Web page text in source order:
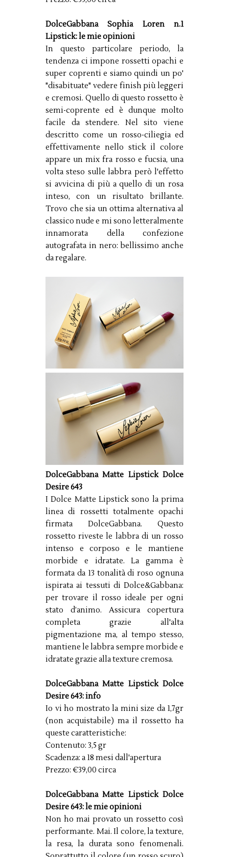
DolceGabbana Sophia Loren n.1
Lipstick: le mie opinioni
In questo particolare periodo, la
tendenza ci impone rossetti opachi e
super coprenti e siamo quindi un po'
"disabituate" vedere finish più leggeri
e cremosi. Quello di questo rossetto è
semi-coprente ed è dunque molto
facile da stendere. Nel sito viene
descritto come un rosso-ciliegia ed
effettivamente nello stick il colore
appare un mix fra rosso e fucsia, una
volta steso sulle labbra però l'effetto
si avvicina di più a quello di un rosa
inteso, con un risultato brillante.
Trovo che sia un ottima alternativa al
classico nude e mi sono letteralmente
innamorata della confezione
autografata in nero: bellissimo anche
da regalare.
DolceGabbana Matte Lipstick Dolce
Desire 643
I Dolce Matte Lipstick sono la prima
linea di rossetti totalmente opachi
firmata DolceGabbana. Questo
rossetto riveste le labbra di un rosso
intenso e corposo e le mantiene
morbide e idratate. La gamma è
formata da 13 tonalità di roso ognuna
ispirata ai tessuti di Dolce&Gabbana:
per trovare il rosso ideale per ogni
stato d’animo. Assicura copertura
completa grazie all'alta
pigmentazione ma, al tempo stesso,
mantiene le labbra sempre morbide e
idratate grazie alla texture cremosa.
DolceGabbana Matte Lipstick Dolce
Desire 643: info
Io vi ho mostrato la mini size da 1,7gr
(non acquistabile) ma il rossetto ha
queste caratteristiche:
Contenuto: 3,5 gr
Scadenza: a 18 mesi dall'apertura
Prezzo: €39,00 circa
DolceGabbana Matte Lipstick Dolce
Desire 643: le mie opinioni
Non ho mai provato un rossetto così
performante. Mai. Il colore, la texture,
la resa, la durata sono fenomenali.